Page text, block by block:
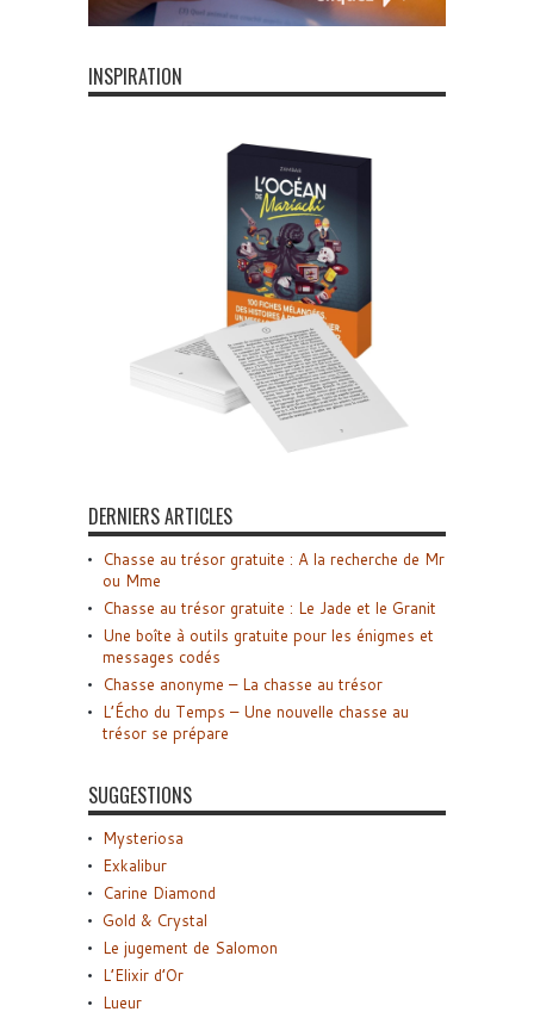
INSPIRATION
DERNIERS ARTICLES
Chasse au trésor gratuite : A la recherche de Mr
ou Mme
Chasse au trésor gratuite : Le Jade et le Granit
Une boîte à outils gratuite pour les énigmes et
messages codés
Chasse anonyme – La chasse au trésor
L’Écho du Temps – Une nouvelle chasse au
trésor se prépare
SUGGESTIONS
Mysteriosa
Exkalibur
Carine Diamond
Gold & Crystal
Le jugement de Salomon
L’Elixir d’Or
Lueur